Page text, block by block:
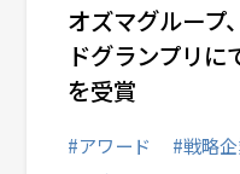
オズマグループ
ドグランプリに
を受賞
#アワード #戦略